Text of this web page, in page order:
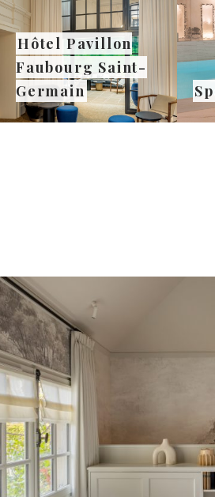
Hôtel Pavillon
Faubourg Saint-
Germain